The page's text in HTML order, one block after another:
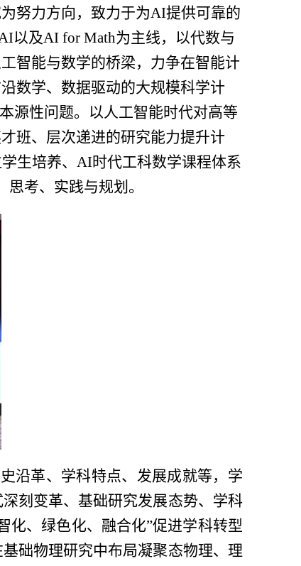
努力方向，致力于为AI提供可靠的
以及AI for Math为主线，以代数与
智能与数学的桥梁，力争在智能计
数学、数据驱动的大规模科学计
源性问题。以人工智能时代对高等
班、层次递进的研究能力提升计
生培养、 AI时代工科数学课程体系
考、实践与规划。
沿革、学科特点、发展成就等，学
刻变革、基础研究发展态势、学科
化、绿色化、融合化”促进学科转型
础物理研究中布局凝聚态物理、理